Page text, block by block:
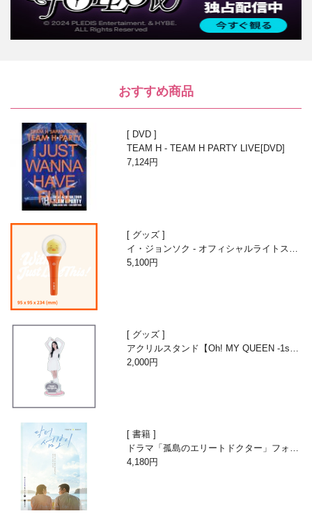
おすすめ商品
DVD
TEAM H - TEAM H PARTY LIVE[DVD]
7,124円
グッズ
イ・ジョンソク - オフィシャルライトステ
ィック
5,100円
グッズ
アクリルスタンド【Oh! MY QUEEN -1st A
nniversary with Beans-】
2,000円
書籍
ドラマ「孤島のエリートドクター」フォト
エッセイ
4,180円